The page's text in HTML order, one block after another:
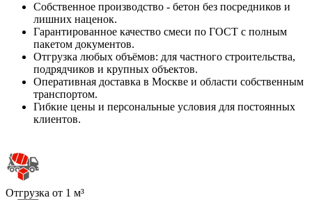
Собственное производство - бетон без посредников и
лишних наценок.
Гарантированное качество смеси по ГОСТ с полным
пакетом документов.
Отгрузка любых объёмов: для частного строительства,
подрядчиков и крупных объектов.
Оперативная доставка в Москве и области собственным
транспортом.
Гибкие цены и персональные условия для постоянных
клиентов.
Отгрузка от 1 м³